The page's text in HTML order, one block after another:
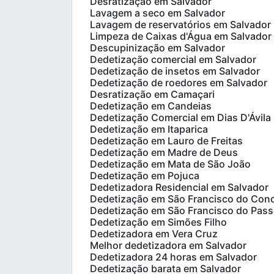
Lavagem a seco em Salvador
Lavagem de reservatórios em Salvador
Limpeza de Caixas d'Água em Salvador
Descupinização em Salvador
Dedetização comercial em Salvador
Dedetização de insetos em Salvador
Dedetização de roedores em Salvador
Desratização em Camaçari
Dedetização em Candeias
Dedetização Comercial em Dias D'Ávila
Dedetização em Itaparica
Dedetização em Lauro de Freitas
Dedetização em Madre de Deus
Dedetização em Mata de São João
Dedetização em Pojuca
Dedetizadora Residencial em Salvador
Dedetização em São Francisco do
Dedetização em São Francisco do
Dedetização em Simões Filho
Dedetizadora em Vera Cruz
Melhor dedetizadora em Salvador
Dedetizadora 24 horas em Salvador
Dedetização barata em Salvador